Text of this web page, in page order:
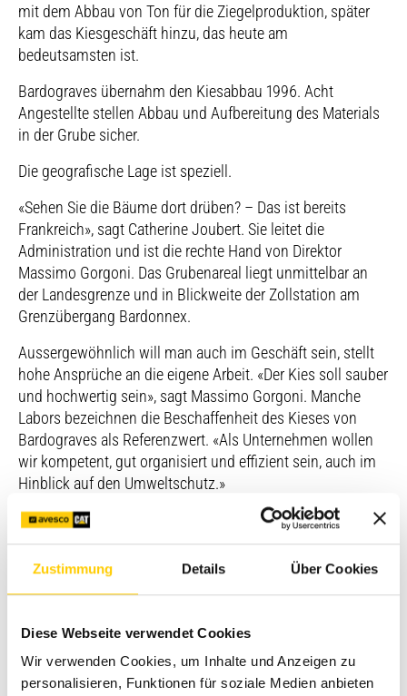
Zustimmung Details Über Cookies
Diese Webseite verwendet Cookies
Wir verwenden Cookies, um Inhalte und Anzeigen zu
personalisieren, Funktionen für soziale Medien anbieten
mit dem Abbau von Ton für die Ziegelproduktion, später
kam das Kiesgeschäft hinzu, das heute am
bedeutsamsten ist.
Bardograves übernahm den Kiesabbau 1996. Acht
Angestellte stellen Abbau und Aufbereitung des Materials
in der Grube sicher.
Die geografische Lage ist speziell.
«Sehen Sie die Bäume dort drüben? – Das ist bereits
Frankreich», sagt Catherine Joubert. Sie leitet die
Administration und ist die rechte Hand von Direktor
Massimo Gorgoni. Das Grubenareal liegt unmittelbar an
der Landesgrenze und in Blickweite der Zollstation am
Grenzübergang Bardonnex.
Aussergewöhnlich will man auch im Geschäft sein, stellt
hohe Ansprüche an die eigene Arbeit. «Der Kies soll sauber
und hochwertig sein», sagt Massimo Gorgoni. Manche
Labors bezeichnen die Beschaffenheit des Kieses von
Bardograves als Referenzwert. «Als Unternehmen wollen
wir kompetent, gut organisiert und effizient sein, auch im
Hinblick auf den Umweltschutz.»
Betriebsstunden der Maschinen und Ersatzkaufintervall
Der Wunsch nach Effizienz bedeutet für den
Maschinenpark: Moderne, kraftstoffsparende Maschinen
Vorzug. Nicht zufällig sind die meisten XE Modelle. «Wir
behalten die Maschinen meist nicht bis ganz zum Ende
ihrer Lebensdauer. Die Kosten für Wartung und